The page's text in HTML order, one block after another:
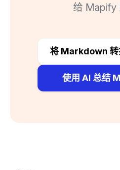
给 Mapify
将 Markdown 转
使用 AI 总结